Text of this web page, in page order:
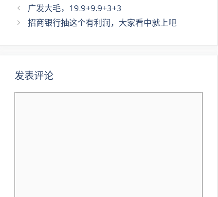
文
章
广发大毛，19.9+9.9+3+3
招商银行抽这个有利润，大家看中就上吧
发表评论